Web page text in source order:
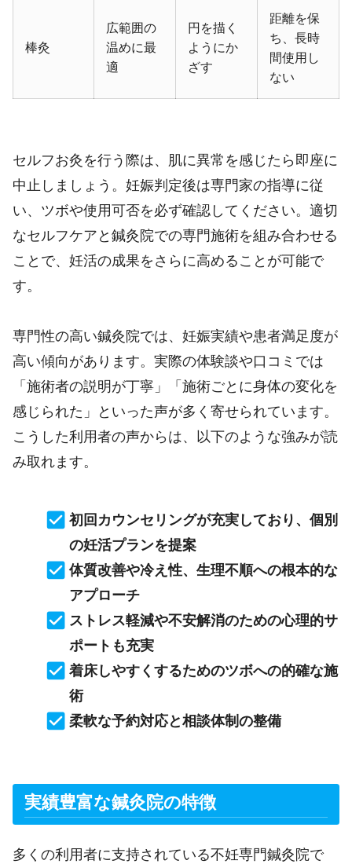
棒灸
広範囲の
温めに最
適
円を描く
ようにか
ざす
距離を保
ち、長時
間使用し
ない
セルフお灸を行う際は、肌に異常を感じたら即座に
中止しましょう。妊娠判定後は専門家の指導に従
い、ツボや使用可否を必ず確認してください。適切
なセルフケアと鍼灸院での専門施術を組み合わせる
ことで、妊活の成果をさらに高めることが可能で
す。
専門性の高い鍼灸院では、妊娠実績や患者満足度が
高い傾向があります。実際の体験談や口コミでは
「施術者の説明が丁寧」「施術ごとに身体の変化を
感じられた」といった声が多く寄せられています。
こうした利用者の声からは、以下のような強みが読
み取れます。
初回カウンセリングが充実しており、個別
の妊活プランを提案
体質改善や冷え性、生理不順への根本的な
アプローチ
ストレス軽減や不安解消のための心理的サ
ポートも充実
着床しやすくするためのツボへの的確な施
術
柔軟な予約対応と相談体制の整備
実績豊富な鍼灸院の特徴
多くの利用者に支持されている不妊専門鍼灸院で